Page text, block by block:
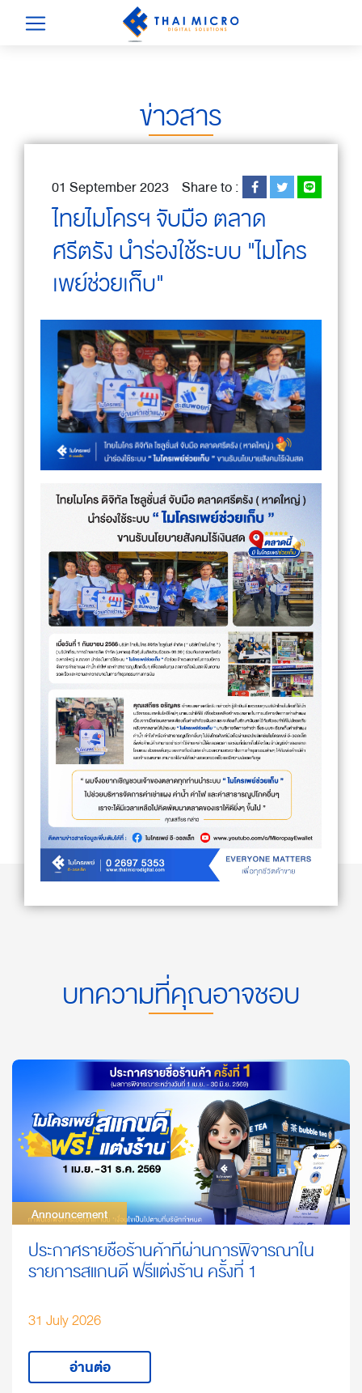
ข่าวสาร
01 September 2023 Share to :
ไทยไมโครฯ จับมือ ตลาด
ศรีตรัง นำร่องใช้ระบบ "ไมโคร
เพย์ช่วยเก็บ"
บทความที่คุณอาจชอบ
Announcement
Announcement
ประกาศรายชื่อร้านค้าที่ผ่านการพิจารณาใน
รายการสแกนดี ฟรีแต่งร้าน ครั้งที่ 1
31 July 2026
อ่านต่อ